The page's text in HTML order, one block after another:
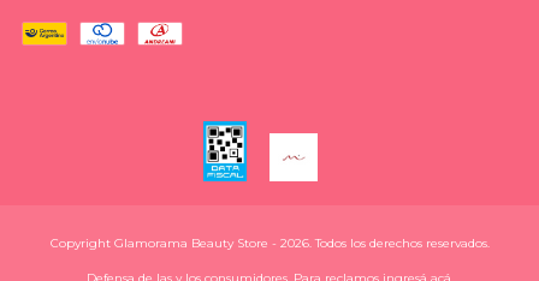
Copyright Glamorama Beauty Store - 2026. Todos los derechos reservados.